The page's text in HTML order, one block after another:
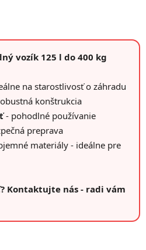
vozík 125 l do 400 kg
na starostlivosť o záhradu
konštrukcia
- pohodlné používanie
preprava
materiály - ideálne pre
Kontaktujte nás - radi vám